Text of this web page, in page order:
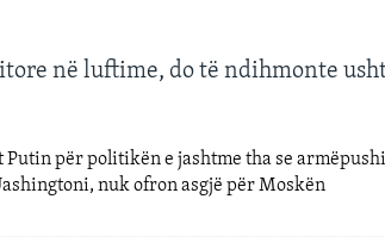
në luftime, do të ndihmonte
për politikën e jashtme tha se
nuk ofron asgjë për Moskën